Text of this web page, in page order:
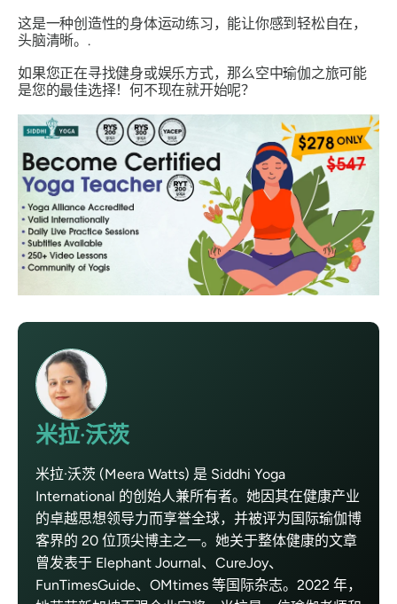
这是一种创造性的身体运动练习，能让你感到轻松自在，
头脑清晰。.
如果您正在寻找健身或娱乐方式，那么空中瑜伽之旅可能
是您的最佳选择！何不现在就开始呢？
米拉·沃茨
米拉·沃茨 (Meera Watts) 是 Siddhi Yoga
International 的创始人兼所有者。她因其在健康产业
的卓越思想领导力而享誉全球，并被评为国际瑜伽博
客界的 20 位顶尖博主之一。她关于整体健康的文章
曾发表于 Elephant Journal、CureJoy、
FunTimesGuide、OMtimes 等国际杂志。2022 年，